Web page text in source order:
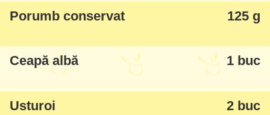
Porumb conservat 125 g
Ceapă albă 1 buc
Usturoi 2 buc